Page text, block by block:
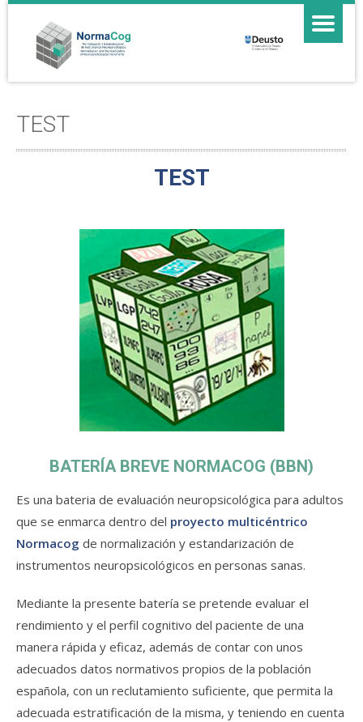
TEST
TEST
BATERÍA BREVE NORMACOG (BBN)
Es una bateria de evaluación neuropsicológica para adultos
que se enmarca dentro del proyecto multicéntrico
Normacog de normalización y estandarización de
instrumentos neuropsicológicos en personas sanas.
Mediante la presente batería se pretende evaluar el
rendimiento y el perfil cognitivo del paciente de una
manera rápida y eficaz, además de contar con unos
adecuados datos normativos propios de la población
española, con un reclutamiento suficiente, que permita la
adecuada estratificación de la misma, y teniendo en cuenta